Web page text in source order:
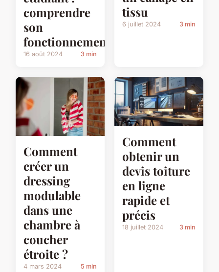
comprendre
son
fonctionnement
16 août 2024 3 min
tissu
6 juillet 2024 3 min
Comment
créer un
dressing
modulable
dans une
chambre à
coucher
étroite ?
4 mars 2024 5 min
Comment
obtenir un
devis toiture
en ligne
rapide et
précis
18 juillet 2024 3 min